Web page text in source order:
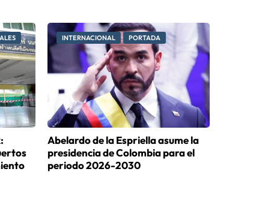
INTERNACIONAL PORTADA
Abelardo de la Espriella asume la
presidencia de Colombia para el
periodo 2026-2030